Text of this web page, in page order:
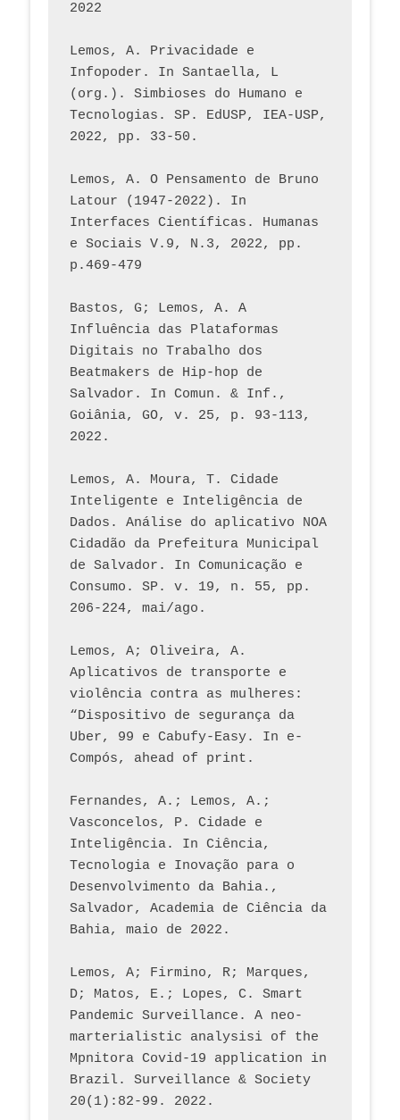
2022
Lemos, A. Privacidade e
Infopoder. In Santaella, L
(org.). Simbioses do Humano e
Tecnologias. SP. EdUSP, IEA-USP,
2022, pp. 33-50.
Lemos, A. O Pensamento de Bruno
Latour (1947-2022). In
Interfaces Científicas. Humanas
e Sociais V.9, N.3, 2022, pp.
p.469-479
Bastos, G; Lemos, A. A
Influência das Plataformas
Digitais no Trabalho dos
Beatmakers de Hip-hop de
Salvador. In Comun. & Inf.,
Goiânia, GO, v. 25, p. 93-113,
2022.
Lemos, A. Moura, T. Cidade
Inteligente e Inteligência de
Dados. Análise do aplicativo NOA
Cidadão da Prefeitura Municipal
de Salvador. In Comunicação e
Consumo. SP. v. 19, n. 55, pp.
206-224, mai/ago.
Lemos, A; Oliveira, A.
Aplicativos de transporte e
violência contra as mulheres:
“Dispositivo de segurança da
Uber, 99 e Cabufy-Easy. In e-
Compós, ahead of print.
Fernandes, A.; Lemos, A.;
Vasconcelos, P. Cidade e
Inteligência. In Ciência,
Tecnologia e Inovação para o
Desenvolvimento da Bahia.,
Salvador, Academia de Ciência da
Bahia, maio de 2022.
Lemos, A; Firmino, R; Marques,
D; Matos, E.; Lopes, C. Smart
Pandemic Surveillance. A neo-
marterialistic analysisi of the
Mpnitora Covid-19 application in
Brazil. Surveillance & Society
20(1):82-99. 2022.